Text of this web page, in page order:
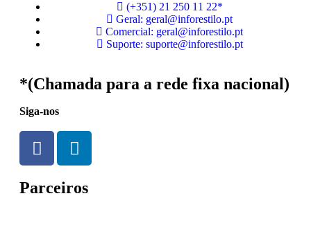
(+351) 21 250 11 22*
Geral: geral@inforestilo.pt
Comercial: geral@inforestilo.pt
Suporte: suporte@inforestilo.pt
*(Chamada para a rede fixa nacional)
Siga-nos
Parceiros